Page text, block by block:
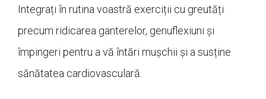
Integrați în rutina voastră exerciții cu greutăți
precum ridicarea ganterelor, genuflexiuni și
împingeri pentru a vă întări mușchii și a susține
sănătatea cardiovasculară.